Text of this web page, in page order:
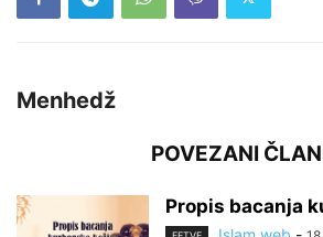
Menhedž
POVEZANI
Propis bacanja